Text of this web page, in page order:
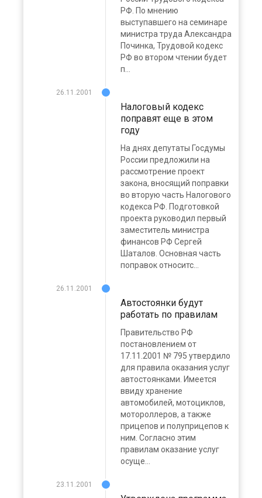
РФ. По мнению
выступавшего на семинаре
министра труда Александра
Починка, Трудовой кодекс
РФ во втором чтении будет
п...
26.11.2001
Налоговый кодекс
поправят еще в этом
году
На днях депутаты Госдумы
России предложили на
рассмотрение проект
закона, вносящий поправки
во вторую часть Налогового
кодекса РФ. Подготовкой
проекта руководил первый
заместитель министра
финансов РФ Сергей
Шаталов. Основная часть
поправок относитс...
26.11.2001
Автостоянки будут
работать по правилам
Правительство РФ
постановлением от
17.11.2001 № 795 утвердило
для правила оказания услуг
автостоянками. Имеется
ввиду хранение
автомобилей, мотоциклов,
мотороллеров, а также
прицепов и полуприцепов к
ним. Согласно этим
правилам оказание услуг
осуще...
23.11.2001